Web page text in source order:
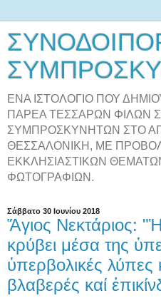
ΕΝΑ ΙΣΤΟΛΟΓΙΟ ΠΟΥ
ΠΑΡΕΑ ΤΕΣΣΑΡΩΝ ΦΙΛΩΝ
ΣΥΜΠΡΟΣΚΥΝΗΤΩΝ ΣΤΟ
ΘΕΣΣΑΛΟΝΙΚΗ, ΜΕ
ΕΚΚΛΗΣΙΑΣΤΙΚΩΝ
ΦΩΤΟΓΡΑΦΙΩΝ.
Σάββατο 30 Ιουνίου 2018
Ἅγιος Νεκτάριος:
κρύβει μέσα της
ὑπερβολικές λύπες
βλαβερές καί